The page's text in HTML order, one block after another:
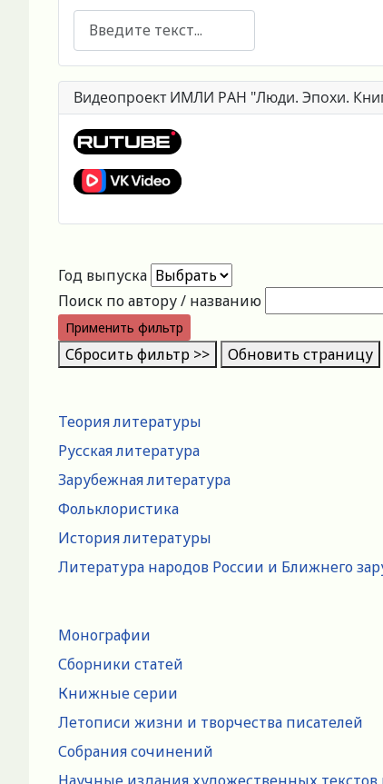
Теория литературы
Русская литература
Зарубежная литература
Фольклористика
История литературы
Литература народов России и Ближнего
Монографии
Сборники статей
Книжные серии
Летописи жизни и творчества писателей
Собрания сочинений
Поиск
Видеопроект ИМЛИ РАН "Люди. Эпохи.
Год выпуска
Поиск по автору / названию
Применить фильтр
Сбросить фильтр >> Обновить страницу